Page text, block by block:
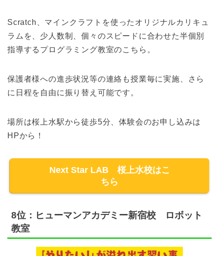
Scratch、マインクラフトを使ったオリジナルカリキュ
ラムを、少人数制、個々のスピードに合わせた半個別
指導するプログラミング教室のこちら。
保護者様への進歩状況等の連絡も授業毎に実施、さら
に日程を自由に振り替え可能です。
場所は桜上水駅から徒歩5分、体験会のお申し込みは
HPから！
Next Star LAB 桜上水校はこ
ちら
8位：ヒューマンアカデミー新宿校 ロボット
教室